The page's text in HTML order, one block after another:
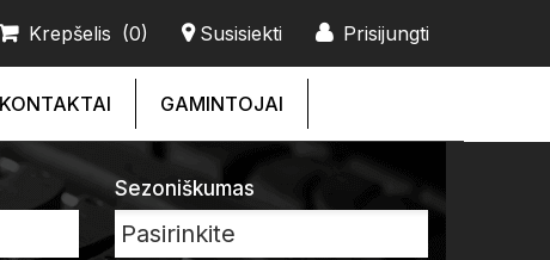
Prisijungti
Susisiekti
Krepšelis (0)
KONTAKTAI GAMINTOJAI
Sezoniškumas